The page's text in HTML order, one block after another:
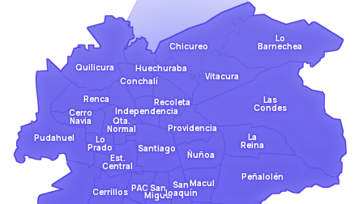
Chicureo
Cerrillos
Est.
Central
Pudahuel Lo
Prado
Cerro
Navia
Santiago
Renca
Qta.
Normal
Recoleta
Independencia
Quilicura
Conchalí
PACSan
Miguel
San
Joaquín
Providencia
Ñuñoa
La
Reina
Macul
Peñalolén
Las
Condes
Vitacura
Lo
Barnechea
Huechuraba